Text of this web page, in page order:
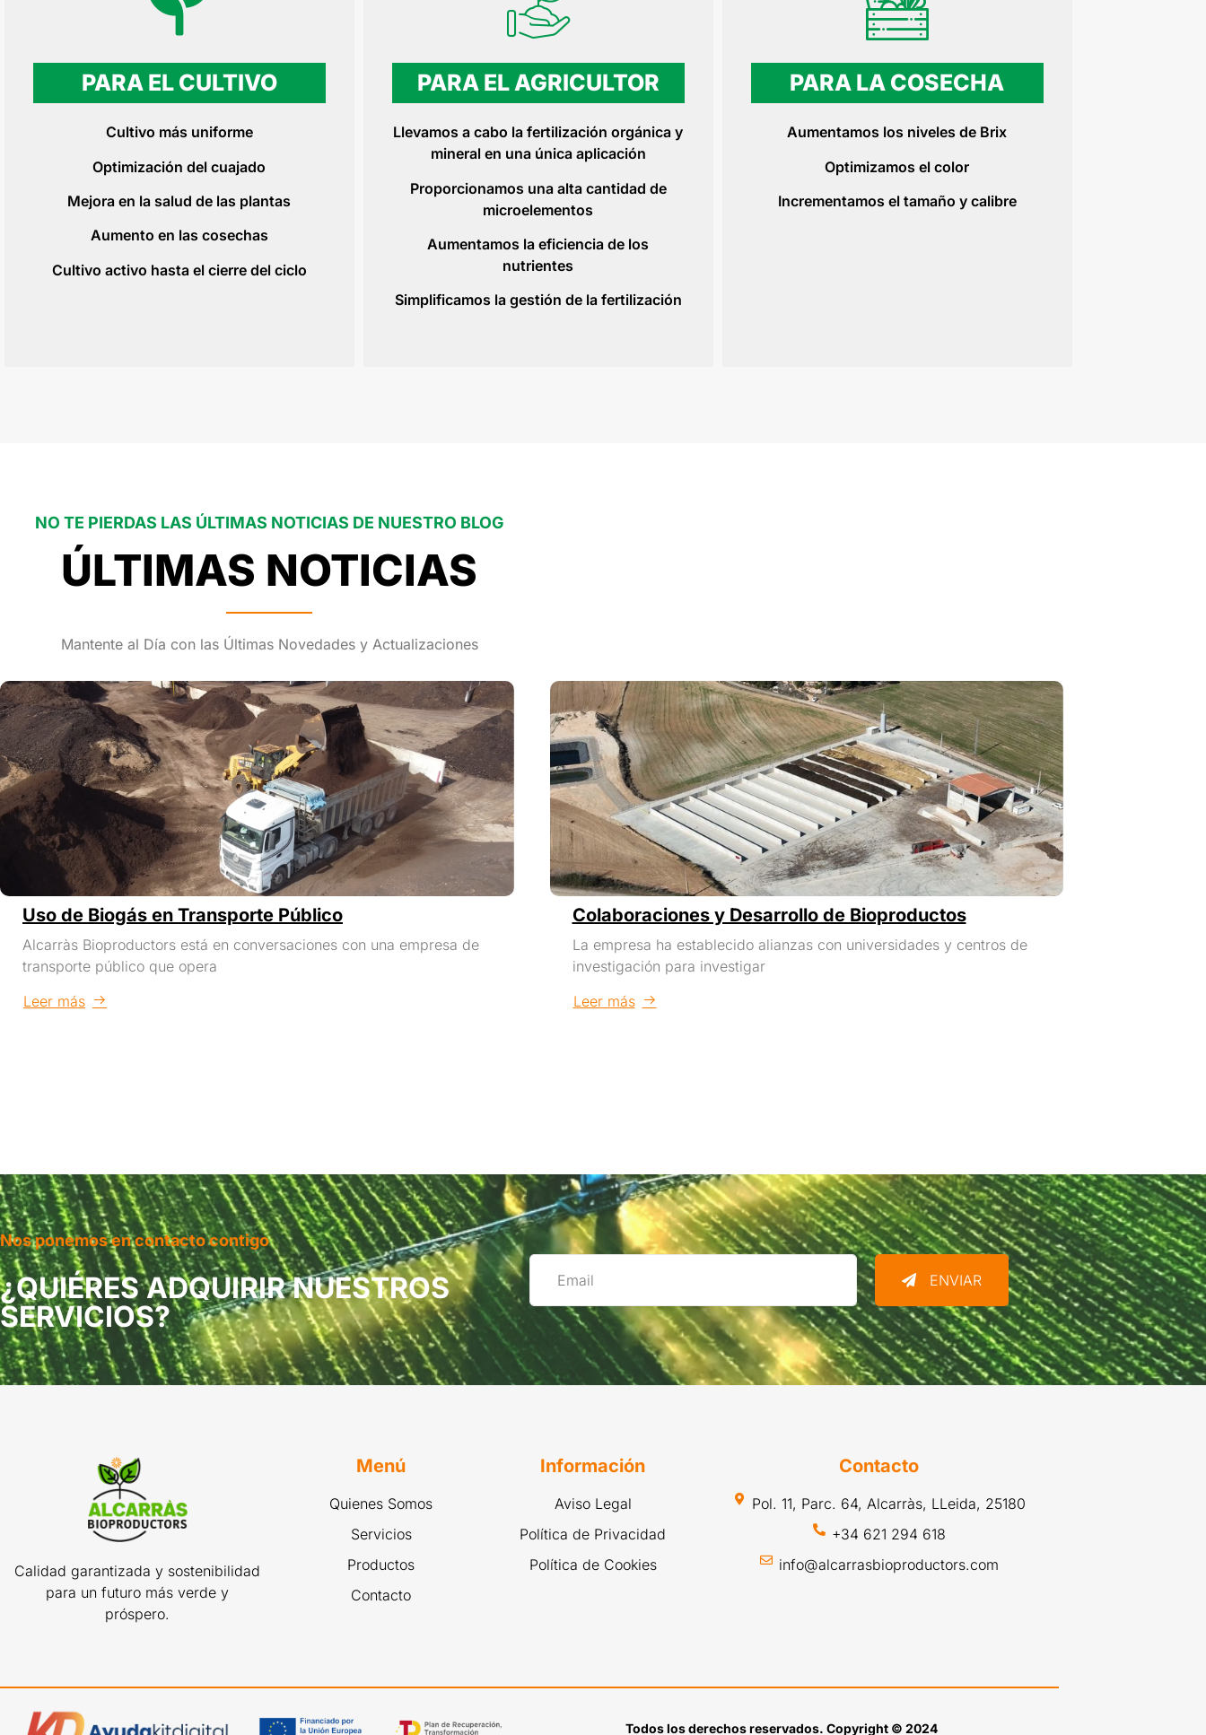
PARA EL CULTIVO
Cultivo más uniforme
Optimización del cuajado
Mejora en la salud de las plantas
Aumento en las cosechas
Cultivo activo hasta el cierre del ciclo
PARA EL AGRICULTOR
Llevamos a cabo la fertilización orgánica y
mineral en una única aplicación
Proporcionamos una alta cantidad de
microelementos
Aumentamos la eficiencia de los
nutrientes
Simplificamos la gestión de la fertilización
PARA LA COSECHA
Aumentamos los niveles de Brix
Optimizamos el color
Incrementamos el tamaño y calibre
NO TE PIERDAS LAS ÚLTIMAS NOTICIAS DE NUESTRO BLOG
ÚLTIMAS NOTICIAS
Mantente al Día con las Últimas Novedades y Actualizaciones
Uso de Biogás en Transporte Público
Alcarràs Bioproductors está en conversaciones con una empresa de
transporte público que opera
Leer más
Colaboraciones y Desarrollo de Bioproductos
La empresa ha establecido alianzas con universidades y centros de
investigación para investigar
Leer más
Nos ponemos en contacto contigo
¿QUIÉRES ADQUIRIR NUESTROS
SERVICIOS?
ENVIAR
Calidad garantizada y sostenibilidad
para un futuro más verde y
próspero.
Menú
Quienes Somos
Servicios
Productos
Contacto
Información
Aviso Legal
Política de Privacidad
Política de Cookies
Contacto
Pol. 11, Parc. 64, Alcarràs, LLeida, 25180
+34 621 294 618
info@alcarrasbioproductors.com
Todos los derechos reservados. Copyright © 2024